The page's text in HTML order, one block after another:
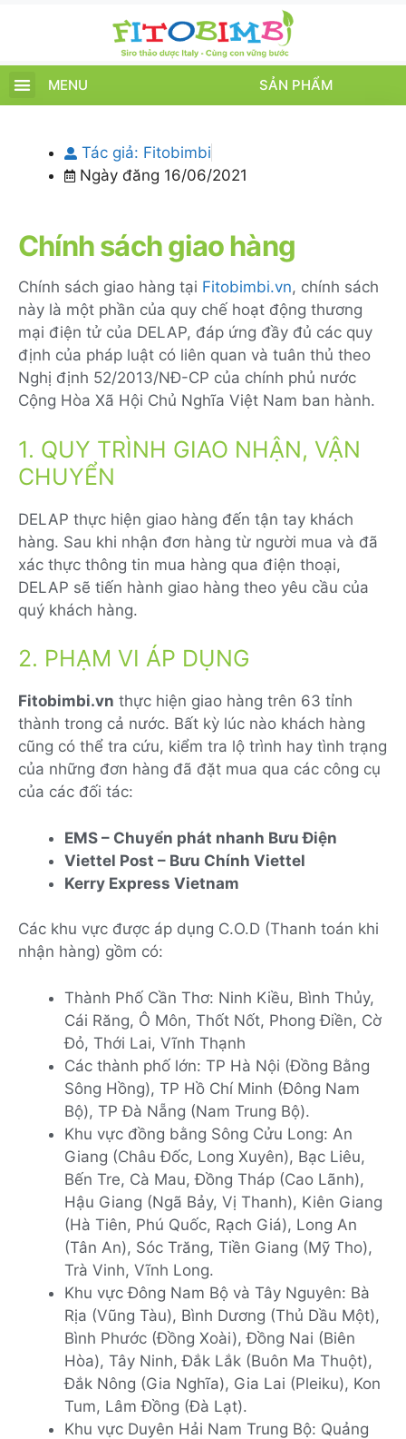
MENU SẢN PHẨM
Tác giả: Fitobimbi
Ngày đăng 16/06/2021
Chính sách giao hàng
Chính sách giao hàng tại Fitobimbi.vn, chính sách
này là một phần của quy chế hoạt động thương
mại điện tử của DELAP, đáp ứng đầy đủ các quy
định của pháp luật có liên quan và tuân thủ theo
Nghị định 52/2013/NĐ-CP của chính phủ nước
Cộng Hòa Xã Hội Chủ Nghĩa Việt Nam ban hành.
1. QUY TRÌNH GIAO NHẬN, VẬN
CHUYỂN
DELAP thực hiện giao hàng đến tận tay khách
hàng. Sau khi nhận đơn hàng từ người mua và đã
xác thực thông tin mua hàng qua điện thoại,
DELAP sẽ tiến hành giao hàng theo yêu cầu của
quý khách hàng.
2. PHẠM VI ÁP DỤNG
Fitobimbi.vn thực hiện giao hàng trên 63 tỉnh
thành trong cả nước. Bất kỳ lúc nào khách hàng
cũng có thể tra cứu, kiểm tra lộ trình hay tình trạng
của những đơn hàng đã đặt mua qua các công cụ
của các đối tác:
EMS – Chuyển phát nhanh Bưu Điện
Viettel Post – Bưu Chính Viettel
Kerry Express Vietnam
Các khu vực được áp dụng C.O.D (Thanh toán khi
nhận hàng) gồm có:
Thành Phố Cần Thơ: Ninh Kiều, Bình Thủy,
Cái Răng, Ô Môn, Thốt Nốt, Phong Điền, Cờ
Đỏ, Thới Lai, Vĩnh Thạnh
Các thành phố lớn: TP Hà Nội (Đồng Bằng
Sông Hồng), TP Hồ Chí Minh (Đông Nam
Bộ), TP Đà Nẵng (Nam Trung Bộ).
Khu vực đồng bằng Sông Cửu Long: An
Giang (Châu Đốc, Long Xuyên), Bạc Liêu,
Bến Tre, Cà Mau, Đồng Tháp (Cao Lãnh),
Hậu Giang (Ngã Bảy, Vị Thanh), Kiên Giang
(Hà Tiên, Phú Quốc, Rạch Giá), Long An
(Tân An), Sóc Trăng, Tiền Giang (Mỹ Tho),
Trà Vinh, Vĩnh Long.
Khu vực Đông Nam Bộ và Tây Nguyên: Bà
Rịa (Vũng Tàu), Bình Dương (Thủ Dầu Một),
Bình Phước (Đồng Xoài), Đồng Nai (Biên
Hòa), Tây Ninh, Đắk Lắk (Buôn Ma Thuột),
Đắk Nông (Gia Nghĩa), Gia Lai (Pleiku), Kon
Tum, Lâm Đồng (Đà Lạt).
Khu vực Duyên Hải Nam Trung Bộ: Quảng